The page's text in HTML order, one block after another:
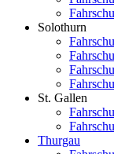
Solothurn
St. Gallen
Thurgau